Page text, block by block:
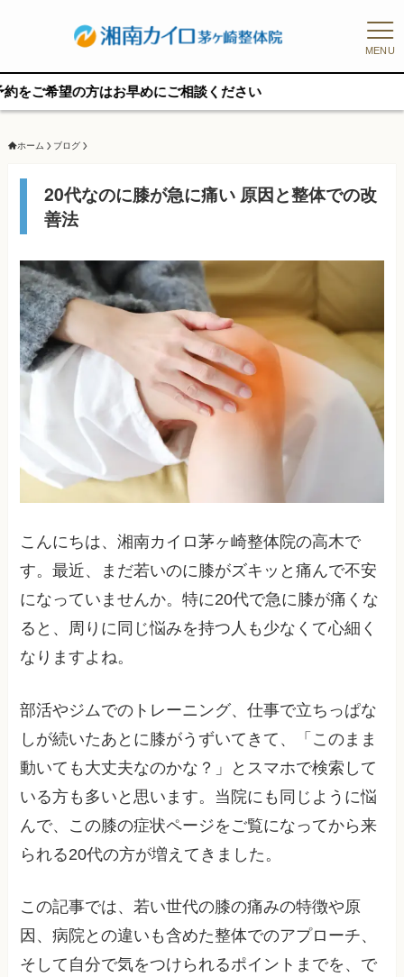
MENU
はお早めにご相談ください
ホーム ブログ
20代なのに膝が急に痛い 原因と整体での改
善法
こんにちは、湘南カイロ茅ヶ崎整体院の高木で
す。最近、まだ若いのに膝がズキッと痛んで不安
になっていませんか。特に20代で急に膝が痛くな
ると、周りに同じ悩みを持つ人も少なくて心細く
なりますよね。
部活やジムでのトレーニング、仕事で立ちっぱな
しが続いたあとに膝がうずいてきて、「このまま
動いても大丈夫なのかな？」とスマホで検索して
いる方も多いと思います。当院にも同じように悩
んで、この膝の症状ページをご覧になってから来
られる20代の方が増えてきました。
この記事では、若い世代の膝の痛みの特徴や原
因、病院との違いも含めた整体でのアプローチ、
そして自分で気をつけられるポイントまでを、で